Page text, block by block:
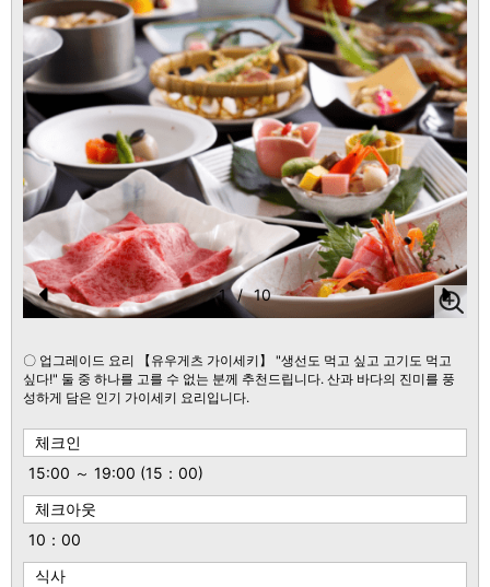
Pr
e
vi
u
s
〇 업그레이드 요리 【유우게츠 가이세키】 "생선도 먹고 싶고 고기도 먹고
싶다!" 둘 중 하나를 고를 수 없는 분께 추천드립니다. 산과 바다의 진미를 풍
성하게 담은 인기 가이세키 요리입니다.
N
e
xt
1 / 10
체크인
15:00 ～ 19:00 (15：00)
체크아웃
10：00
식사